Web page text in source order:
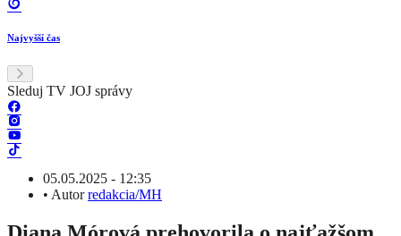
Najvyšší čas
Sleduj TV JOJ správy
05.05.2025 - 12:35
• Autorredakcia/MH